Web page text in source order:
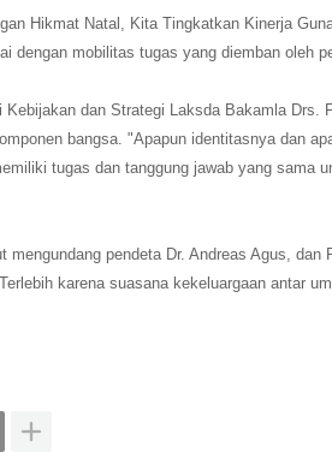
Hikmat Natal, Kita Tingkatkan Kinerja
dengan mobilitas tugas yang diemban oleh
dan Strategi Laksda Bakamla Drs.
bangsa. "Apapun identitasnya dan
tugas dan tanggung jawab yang sama
pendeta Dr. Andreas Agus, dan
karena suasana kekeluargaan antar